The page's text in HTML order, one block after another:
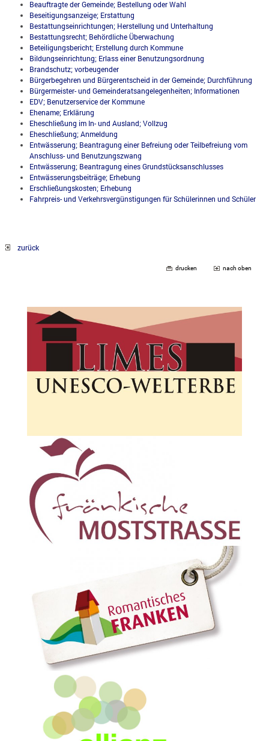
Beauftragte der Gemeinde; Bestellung oder Wahl
Beseitigungsanzeige; Erstattung
Bestattungseinrichtungen; Herstellung und Unterhaltung
Bestattungsrecht; Behördliche Überwachung
Beteiligungsbericht; Erstellung durch Kommune
Bildungseinrichtung; Erlass einer Benutzungsordnung
Brandschutz; vorbeugender
Bürgerbegehren und Bürgerentscheid in der Gemeinde; Durchführung
Bürgermeister- und Gemeinderatsangelegenheiten; Informationen
EDV; Benutzerservice der Kommune
Ehename; Erklärung
Eheschließung im In- und Ausland; Vollzug
Eheschließung; Anmeldung
Entwässerung; Beantragung einer Befreiung oder Teilbefreiung vom
Anschluss- und Benutzungszwang
Entwässerung; Beantragung eines Grundstücksanschlusses
Entwässerungsbeiträge; Erhebung
Erschließungskosten; Erhebung
Fahrpreis- und Verkehrsvergünstigungen für Schülerinnen und Schüler
zurück
drucken nach oben